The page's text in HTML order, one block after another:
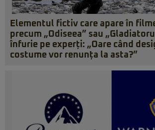
Elementul fictiv care apare în
precum „Odiseea” sau
înfurie pe experți: „Oare când
costume vor renunța la asta?”